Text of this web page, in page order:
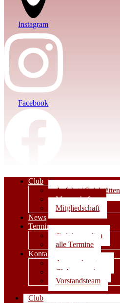
Instagram
Facebook
Club
Anfahrt | Spielstätten
Mannschaften
Mitgliedschaft
News
Termine
Trainingszeiten
alle Termine
Kontakt
Ansprechpartner
Clubwegweiser
Vorstandsteam
Club